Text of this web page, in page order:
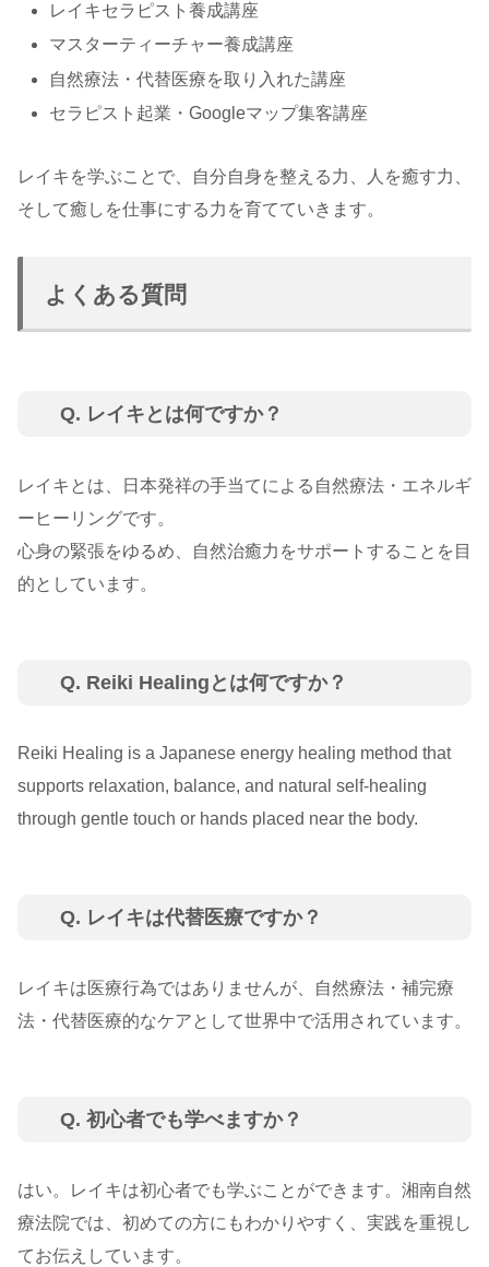
レイキセラピスト養成講座
マスターティーチャー養成講座
自然療法・代替医療を取り入れた講座
セラピスト起業・Googleマップ集客講座
レイキを学ぶことで、自分自身を整える力、人を癒す力、
そして癒しを仕事にする力を育てていきます。
よくある質問
Q. レイキとは何ですか？
レイキとは、日本発祥の手当てによる自然療法・エネルギ
ーヒーリングです。
心身の緊張をゆるめ、自然治癒力をサポートすることを目
的としています。
Q. Reiki Healingとは何ですか？
Reiki Healing is a Japanese energy healing method that
supports relaxation, balance, and natural self-healing
through gentle touch or hands placed near the body.
Q. レイキは代替医療ですか？
レイキは医療行為ではありませんが、自然療法・補完療
法・代替医療的なケアとして世界中で活用されています。
Q. 初心者でも学べますか？
はい。レイキは初心者でも学ぶことができます。湘南自然
療法院では、初めての方にもわかりやすく、実践を重視し
てお伝えしています。